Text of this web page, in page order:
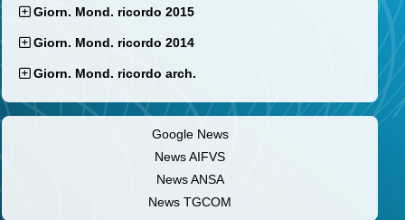
Giorn. Mond. ricordo 2015
Giorn. Mond. ricordo 2014
Giorn. Mond. ricordo arch.
Google News
News AIFVS
News ANSA
News TGCOM